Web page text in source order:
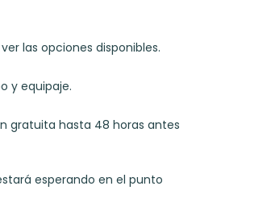
las opciones disponibles.
y equipaje.
gratuita hasta 48 horas antes
esperando en el punto